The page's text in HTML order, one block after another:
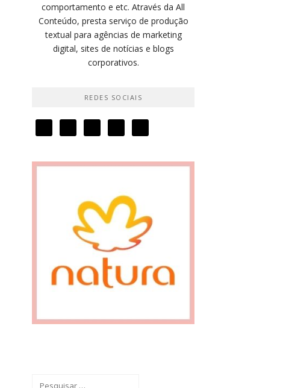
comportamento e etc. Através da All
Conteúdo, presta serviço de produção
textual para agências de marketing
digital, sites de notícias e blogs
corporativos.
REDES SOCIAIS